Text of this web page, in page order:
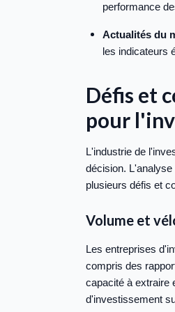
performance
Actualités du
les indicateurs
Défis et
pour
L'industrie de
décision.
plusieurs défis et
Volume et
Les entreprises
compris des
capacité à extraire
d'investissement